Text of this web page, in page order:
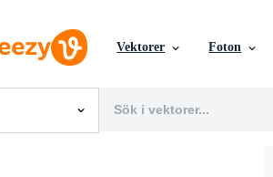
Vektorer Foton